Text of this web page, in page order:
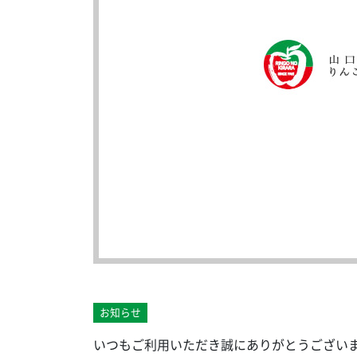
お知らせ
いつもご利用いただき誠にありがとうござい